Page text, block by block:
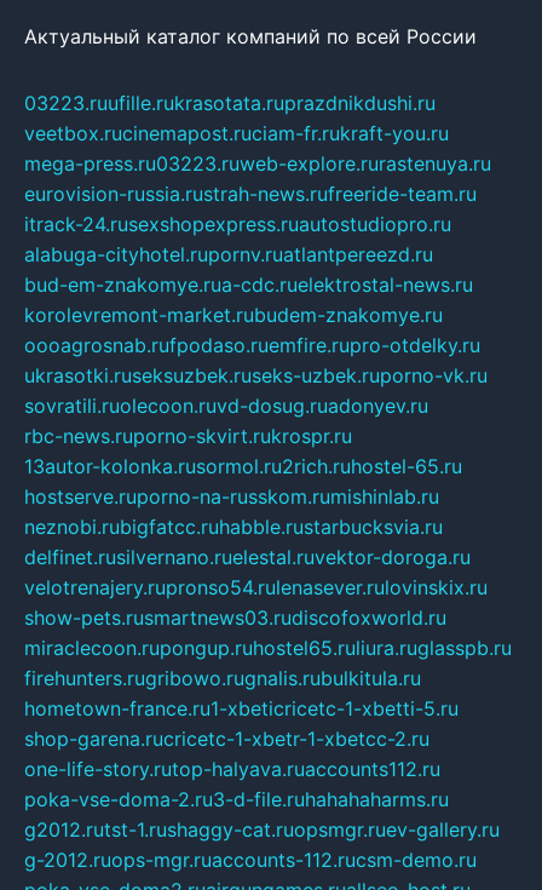
Актуальный каталог компаний по всей России
03223.ruufille.rukrasotata.ruprazdnikdushi.ru
veetbox.rucinemapost.ruciam-fr.rukraft-you.ru
mega-press.ru03223.ruweb-explore.rurastenuya.ru
eurovision-russia.rustrah-news.rufreeride-team.ru
itrack-24.rusexshopexpress.ruautostudiopro.ru
alabuga-cityhotel.rupornv.ruatlantpereezd.ru
bud-em-znakomye.rua-cdc.ruelektrostal-news.ru
korolevremont-market.rubudem-znakomye.ru
oooagrosnab.rufpodaso.ruemfire.rupro-otdelky.ru
ukrasotki.ruseksuzbek.ruseks-uzbek.ruporno-vk.ru
sovratili.ruolecoon.ruvd-dosug.ruadonyev.ru
rbc-news.ruporno-skvirt.rukrospr.ru
13autor-kolonka.rusormol.ru2rich.ruhostel-65.ru
hostserve.ruporno-na-russkom.rumishinlab.ru
neznobi.rubigfatcc.ruhabble.rustarbucksvia.ru
delfinet.rusilvernano.ruelestal.ruvektor-doroga.ru
velotrenajery.rupronso54.rulenasever.rulovinskix.ru
show-pets.rusmartnews03.rudiscofoxworld.ru
miraclecoon.rupongup.ruhostel65.ruliura.ruglasspb.ru
firehunters.rugribowo.rugnalis.rubulkitula.ru
hometown-france.ru1-xbeticricetc-1-xbetti-5.ru
shop-garena.rucricetc-1-xbetr-1-xbetcc-2.ru
one-life-story.rutop-halyava.ruaccounts112.ru
poka-vse-doma-2.ru3-d-file.ruhahahaharms.ru
g2012.rutst-1.rushaggy-cat.ruopsmgr.ruev-gallery.ru
g-2012.ruops-mgr.ruaccounts-112.rucsm-demo.ru